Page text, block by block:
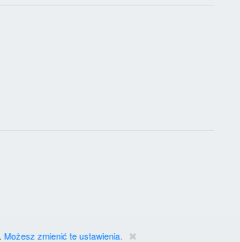
Możesz zmienić te ustawienia.